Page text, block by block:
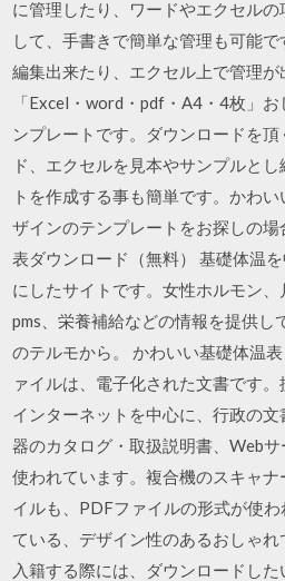
に管理したり、ワードやエクセル
して、手書きで簡単な管理も可能
編集出来たり、エクセル上で管理が
「Excel・word・pdf・A4・4枚」
ンプレートです。ダウンロードを
ド、エクセルを見本やサンプルと
トを作成する事も簡単です。かわ
ザインのテンプレートをお探しの
表ダウンロード（無料） 基礎体温
にしたサイトです。女性ホルモン、
pms、栄養補給などの情報を提供し
のテルモから。 かわいい基礎体温
ァイルは、電子化された文書です。
インターネットを中心に、行政の
器のカタログ・取扱説明書、Web
使われています。複合機のスキャ
イルも、PDFファイルの形式が使
ている、デザイン性のあるおしゃ
入籍する際には、ダウンロードし